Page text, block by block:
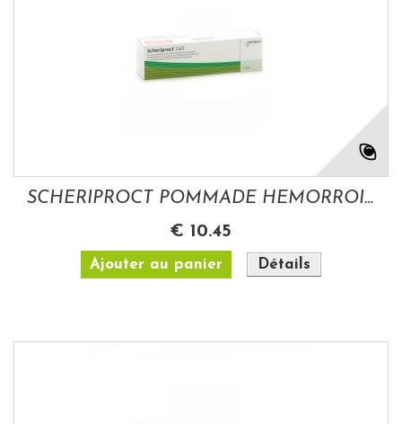
SCHERIPROCT POMMADE HEMORROIDES 30 GR
€ 10.45
Ajouter au panier Détails